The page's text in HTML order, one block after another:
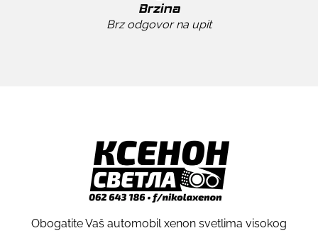
Brzina
Brz odgovor na upit
Obogatite Vaš automobil xenon svetlima visokog